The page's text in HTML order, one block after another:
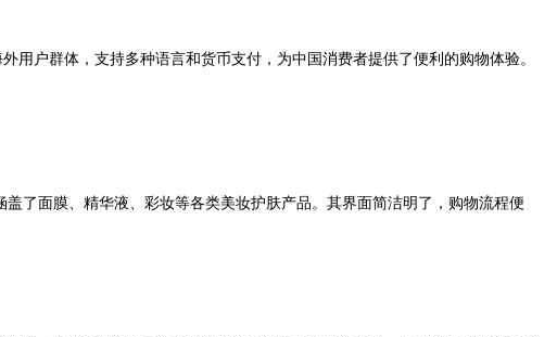
户群体，支持多种语言和货币支付，为中国消费者提供了便利的购物体验。
了面膜、精华液、彩妆等各类美妆护肤产品。其界面简洁明了，购物流程便